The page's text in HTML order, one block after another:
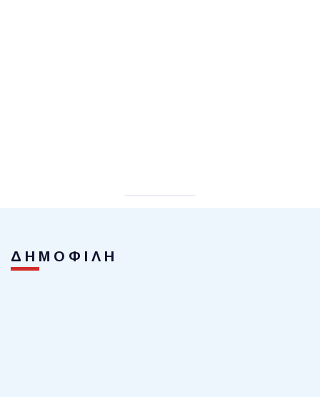
ΔΗΜΟΦΙΛΗ